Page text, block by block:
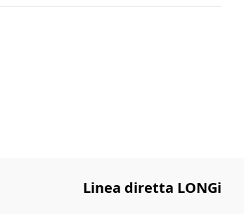
Linea diretta LONGi